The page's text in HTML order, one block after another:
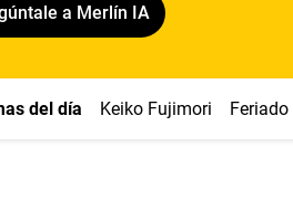
a Merlín IA
del día Keiko Fujimori Feriado